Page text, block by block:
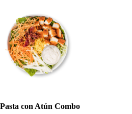
Pasta con Atún Combo